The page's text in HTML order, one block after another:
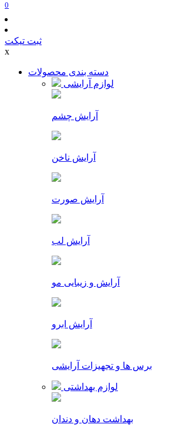
0
ثبت تیکت
x
دسته بندی محصولات
لوازم آرایشی
آرایش چشم
آرایش ناخن
آرایش صورت
آرایش لب
آرایش و زیبایی مو
آرایش ابرو
برس ها و تجهیزات آرایشی
لوازم بهداشتی
بهداشت دهان و دندان